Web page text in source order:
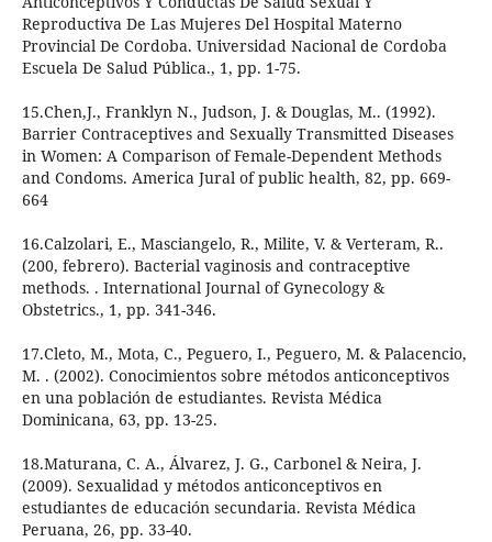
Reproductiva De Las Mujeres Del Hospital Materno
Provincial De Cordoba. Universidad Nacional de Cordoba
Escuela De Salud Pública., 1, pp. 1-75.
15.Chen,J., Franklyn N., Judson, J. & Douglas, M.. (1992).
Barrier Contraceptives and Sexually Transmitted Diseases
in Women: A Comparison of Female-Dependent Methods
and Condoms. America Jural of public health, 82, pp. 669-
664
16.Calzolari, E., Masciangelo, R., Milite, V. & Verteram, R..
(200, febrero). Bacterial vaginosis and contraceptive
methods. . International Journal of Gynecology &
Obstetrics., 1, pp. 341-346.
17.Cleto, M., Mota, C., Peguero, I., Peguero, M. & Palacencio,
M. . (2002). Conocimientos sobre métodos anticonceptivos
en una población de estudiantes. Revista Médica
Dominicana, 63, pp. 13-25.
18.Maturana, C. A., Álvarez, J. G., Carbonel & Neira, J.
(2009). Sexualidad y métodos anticonceptivos en
estudiantes de educación secundaria. Revista Médica
Peruana, 26, pp. 33-40.